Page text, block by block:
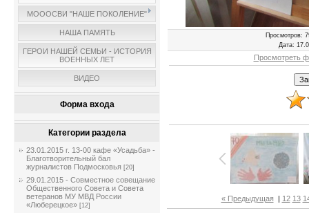
МОООСВИ "НАШЕ ПОКОЛЕНИЕ"
НАША ПАМЯТЬ
ГЕРОИ НАШЕЙ СЕМЬИ - ИСТОРИЯ
ВОЕННЫХ ЛЕТ
ВИДЕО
Форма входа
Категории раздела
23.01.2015 г. 13-00 кафе «Усадьба» -
Благотворительный бал
журналистов Подмосковья [20]
29.01.2015 - Совместное совещание
Общественного Совета и Совета
ветеранов МУ МВД России
«Люберецкое» [12]
Просмотров:
Дата:
Просмотреть
« Предыдущая | 12 13